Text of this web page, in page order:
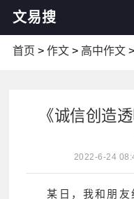
文易搜
首页 > 作文> 高中作文>
《诚信创造
2022-6-24
某日，我和朋友